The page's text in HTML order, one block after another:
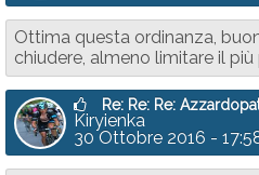
Ottima questa ordinanza,
chiudere, almeno limitare il più
Re: Re: Re:
Kiryienka
30 Ottobre 2016 -